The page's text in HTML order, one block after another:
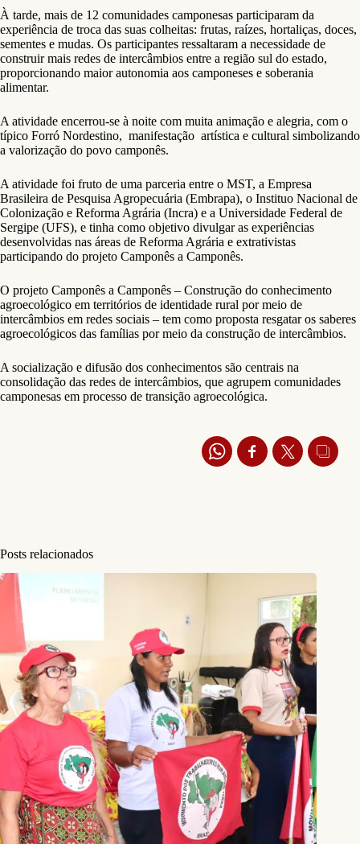
À tarde, mais de 12 comunidades camponesas participaram da
experiência de troca das suas colheitas: frutas, raízes, hortaliças, doces,
sementes e mudas. Os participantes ressaltaram a necessidade de
construir mais redes de intercâmbios entre a região sul do estado,
proporcionando maior autonomia aos camponeses e soberania
alimentar.
A atividade encerrou-se à noite com muita animação e alegria, com o
típico Forró Nordestino, manifestação artística e cultural simbolizando
a valorização do povo camponês.
A atividade foi fruto de uma parceria entre o MST, a Empresa
Brasileira de Pesquisa Agropecuária (Embrapa), o Instituo Nacional de
Colonização e Reforma Agrária (Incra) e a Universidade Federal de
Sergipe (UFS), e tinha como objetivo divulgar as experiências
desenvolvidas nas áreas de Reforma Agrária e extrativistas
participando do projeto Camponês a Camponês.
O projeto Camponês a Camponês – Construção do conhecimento
agroecológico em territórios de identidade rural por meio de
intercâmbios em redes sociais – tem como proposta resgatar os saberes
agroecológicos das famílias por meio da construção de intercâmbios.
A socialização e difusão dos conhecimentos são centrais na
consolidação das redes de intercâmbios, que agrupem comunidades
camponesas em processo de transição agroecológica.
Posts relacionados